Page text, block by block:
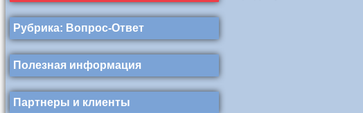
Рубрика: Вопрос-Ответ
Полезная информация
Партнеры и клиенты